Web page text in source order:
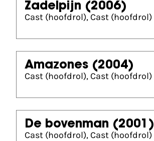
Zadelpijn (2006)
Cast (hoofdrol), Cast (hoofdrol)
Amazones (2004)
Cast (hoofdrol), Cast (hoofdrol)
De bovenman (2001)
Cast (hoofdrol), Cast (hoofdrol)